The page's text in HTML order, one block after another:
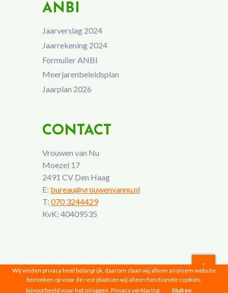
ANBI
Jaarverslag 2024
Jaarrekening 2024
Formulier ANBI
Meerjarenbeleidsplan
Jaarplan 2026
CONTACT
Vrouwen van Nu
Moezel 17
2491 CV Den Haag
E: bureau@vrouwenvannu.nl
T: 070 3244429
KvK: 40409535
Vrouwen van Nu © 2026 |Privacyverklaring
Wij vinden privacy heel belangrijk, daarom slaan wij alleen anoniem website
bezoeken op voor de rest plaatsen wij alleen functionele cookies,
bijvoorbeeld voor het inloggen. Privacy verklaring Sluiten